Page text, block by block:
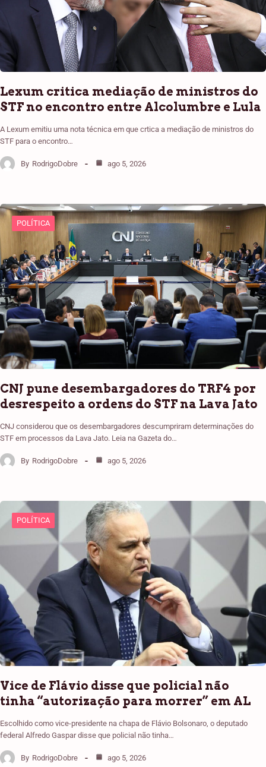
Lexum critica mediação de ministros do
STF no encontro entre Alcolumbre e Lula
A Lexum emitiu uma nota técnica em que crtica a mediação de ministros do
STF para o encontro…
By RodrigoDobre ago 5, 2026
POLÍTICA
CNJ pune desembargadores do TRF4 por
desrespeito a ordens do STF na Lava Jato
CNJ considerou que os desembargadores descumpriram determinações do
STF em processos da Lava Jato. Leia na Gazeta do…
By RodrigoDobre ago 5, 2026
POLÍTICA
Vice de Flávio disse que policial não
tinha “autorização para morrer” em AL
Escolhido como vice-presidente na chapa de Flávio Bolsonaro, o deputado
federal Alfredo Gaspar disse que policial não tinha…
By RodrigoDobre ago 5, 2026